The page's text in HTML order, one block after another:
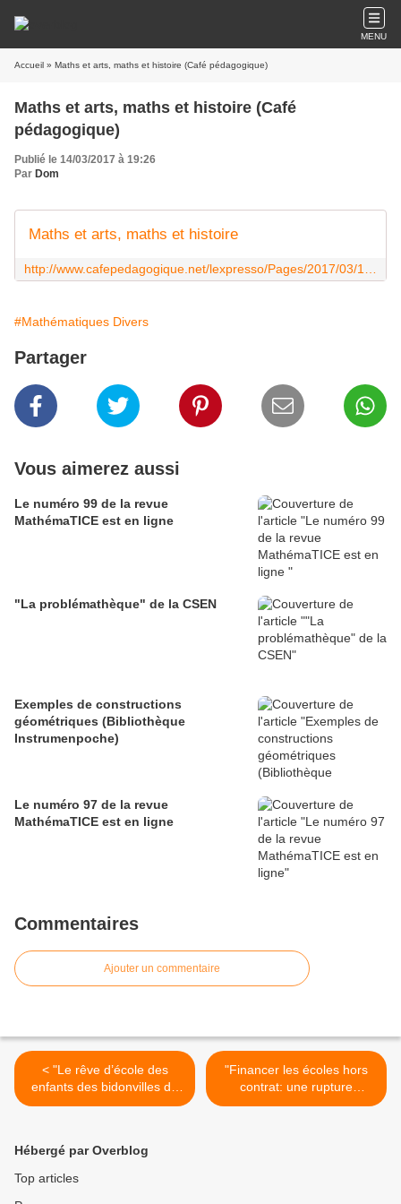
MENU
Accueil » Maths et arts, maths et histoire (Café pédagogique)
Maths et arts, maths et histoire (Café
pédagogique)
Publié le 14/03/2017 à 19:26
Par Dom
Maths et arts, maths et histoire
#Mathématiques Divers
Partager
Vous aimerez aussi
Le numéro 99 de la revue
MathémaTICE est en ligne
"La problémathèque" de la CSEN
Exemples de constructions
géométriques (Bibliothèque
Instrumenpoche)
Le numéro 97 de la revue
MathémaTICE est en ligne
Commentaires
Ajouter un commentaire
< "Le rêve d’école des
enfants des bidonvilles de
Seine-Saint-Denis"
"Financer les écoles hors
contrat: une rupture
majeure" (article publié sur
Hébergé par Overblog
Top articles